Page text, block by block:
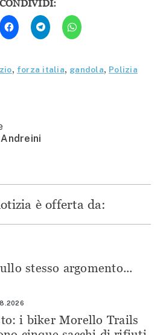
CONDIVIDI:
Fai
clic
per
condividere
(Si
apre
Fai
clic
per
condividere
(Si
apre
Fai
clic
per
(Si
apre
, forza italia, gandola, Polizia
è offerta da:
stesso argomento...
i biker Morello Trails